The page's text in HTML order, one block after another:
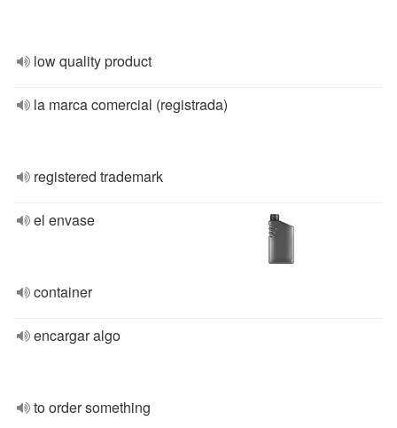
low quality product
la marca comercial (registrada)
registered trademark
el envase
container
encargar algo
to order something